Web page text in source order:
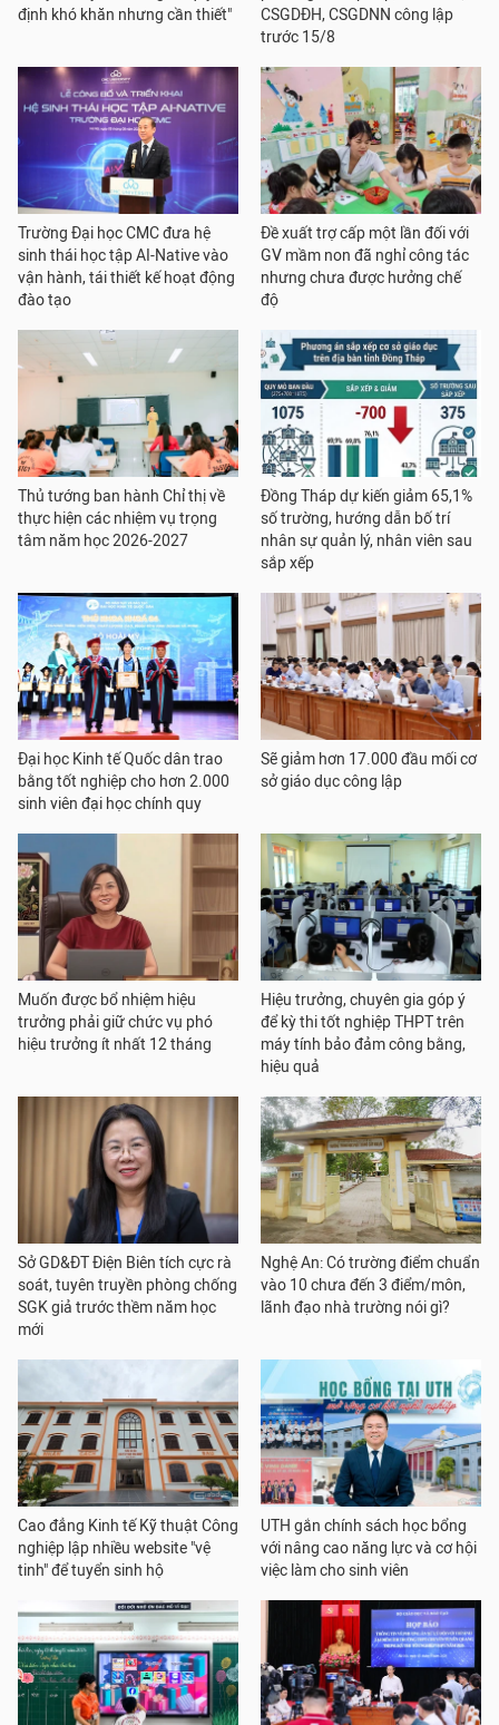
định khó khăn nhưng cần thiết"
CSGDĐH, CSGDNN công lập
trước 15/8
Trường Đại học CMC đưa hệ
sinh thái học tập AI-Native vào
vận hành, tái thiết kế hoạt động
đào tạo
Đề xuất trợ cấp một lần đối với
GV mầm non đã nghỉ công tác
nhưng chưa được hưởng chế
độ
Thủ tướng ban hành Chỉ thị về
thực hiện các nhiệm vụ trọng
tâm năm học 2026-2027
Đồng Tháp dự kiến giảm 65,1%
số trường, hướng dẫn bố trí
nhân sự quản lý, nhân viên sau
sắp xếp
Đại học Kinh tế Quốc dân trao
bằng tốt nghiệp cho hơn 2.000
sinh viên đại học chính quy
Sẽ giảm hơn 17.000 đầu mối cơ
sở giáo dục công lập
Muốn được bổ nhiệm hiệu
trưởng phải giữ chức vụ phó
hiệu trưởng ít nhất 12 tháng
Hiệu trưởng, chuyên gia góp ý
để kỳ thi tốt nghiệp THPT trên
máy tính bảo đảm công bằng,
hiệu quả
Sở GD&ĐT Điện Biên tích cực rà
soát, tuyên truyền phòng chống
SGK giả trước thềm năm học
mới
Nghệ An: Có trường điểm chuẩn
vào 10 chưa đến 3 điểm/môn,
lãnh đạo nhà trường nói gì?
Cao đẳng Kinh tế Kỹ thuật Công
nghiệp lập nhiều website "vệ
tinh" để tuyển sinh hộ
UTH gắn chính sách học bổng
với nâng cao năng lực và cơ hội
việc làm cho sinh viên